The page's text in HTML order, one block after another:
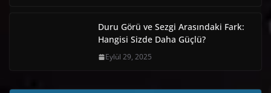
Duru Görü ve Sezgi Arasındaki Fark:
Hangisi Sizde Daha Güçlü?
Eylül 29, 2025